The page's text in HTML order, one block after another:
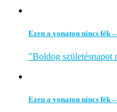
Ezen a vonaton nincs fék
"Boldog születésnapot
Ezen a vonaton nincs fék